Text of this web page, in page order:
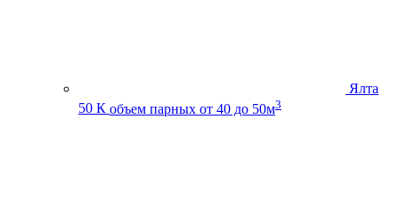
Ялта
50 К объем парных от 40 до 50м3